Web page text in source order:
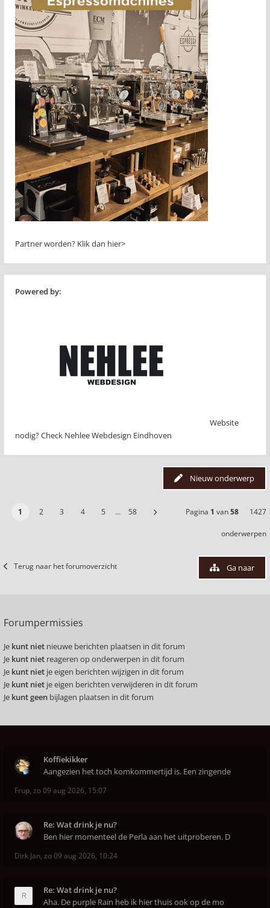
Partner worden? Klik dan hier>
Powered by:
Website
nodig? Check Nehlee Webdesign Eindhoven
Nieuw onderwerp
1 2 3 4 5 … 58 Pagina 1 van58 1427
onderwerpen
Terug naar het forumoverzicht Ga naar
Forumpermissies
Je kunt niet nieuwe berichten plaatsen in dit forum
Je kunt niet reageren op onderwerpen in dit forum
Je kunt niet je eigen berichten wijzigen in dit forum
Je kunt niet je eigen berichten verwijderen in dit forum
Je kunt geen bijlagen plaatsen in dit forum
Koffiekikker
Aangezien het toch komkommertijd is. Een zingende
Frup, zo 09 aug 2026, 15:07
Re: Wat drink je nu?
Ben hier momenteel de Perla aan het uitproberen. D
Dirk Jan, zo 09 aug 2026, 10:24
Re: Wat drink je nu?
Aha. De purple Rain heb ik hier thuis ook op de mo